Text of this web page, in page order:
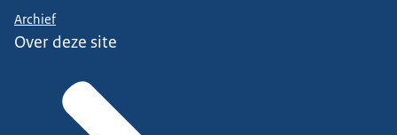
Archief
Over deze site